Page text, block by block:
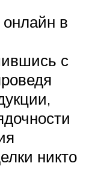
в
с
никто